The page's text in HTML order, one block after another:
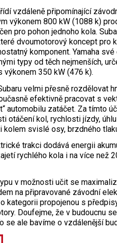
vzdáleně připomínající
výkonem 800 kW (1088 k)
pro pohon jednoho kola.
dvoumotorový koncept pro
komponent. Yamaha
typy od těch nejmenších,
výkonem 350 kW (476 k).
velmi přesně rozdělovat
efektivně pracovat s
automobilu zatáčet. Za tímto
otáčení kol, rychlosti jízdy,
svislé osy, brzdného
trakci dodává energii
rychlého kola i na více než
v možnosti učit se
na připravované závodní
kategorii propojenou s
Doufejme, že v budoucnu
se ale bavíme o vzdálenější